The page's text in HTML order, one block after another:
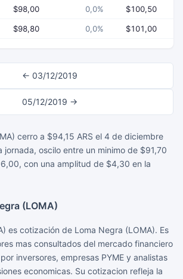
$98,00 0,0% $100,50
$98,80 0,0% $101,00
← 03/12/2019
05/12/2019 →
cerro a $94,15 ARS el 4 de diciembre
jornada, oscilo entre un minimo de $91,70
con una amplitud de $4,30 en la
(LOMA)
es cotización de Loma Negra (LOMA). Es
mas consultados del mercado financiero
inversores, empresas PYME y analistas
economicas. Su cotizacion refleja la